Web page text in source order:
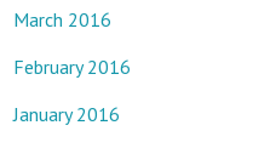
March 2016
February 2016
January 2016